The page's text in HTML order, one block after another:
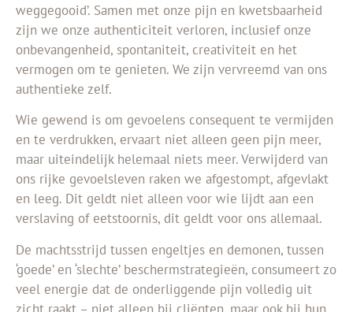
weggegooid’. Samen met onze pijn en kwetsbaarheid
zijn we onze authenticiteit verloren, inclusief onze
onbevangenheid, spontaniteit, creativiteit en het
vermogen om te genieten. We zijn vervreemd van ons
authentieke zelf.
Wie gewend is om gevoelens consequent te vermijden
en te verdrukken, ervaart niet alleen geen pijn meer,
maar uiteindelijk helemaal niets meer. Verwijderd van
ons rijke gevoelsleven raken we afgestompt, afgevlakt
en leeg. Dit geldt niet alleen voor wie lijdt aan een
verslaving of eetstoornis, dit geldt voor ons allemaal.
De machtsstrijd tussen engeltjes en demonen, tussen
‘goede’ en ‘slechte’ beschermstrategieën, consumeert zo
veel energie dat de onderliggende pijn volledig uit